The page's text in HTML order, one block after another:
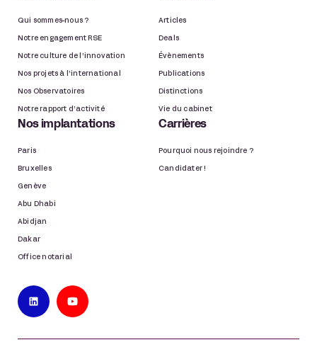
Qui sommes-nous ?
Notre engagement RSE
Notre culture de l’innovation
Nos projets à l’international
Nos Observatoires
Notre rapport d’activité
Articles
Deals
Évènements
Publications
Distinctions
Vie du cabinet
Nos implantations
Paris
Bruxelles
Genève
Abu Dhabi
Abidjan
Dakar
Office notarial
Carrières
Pourquoi nous rejoindre ?
Candidater !